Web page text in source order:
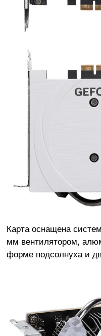
Карта оснащена
мм вентилятором,
форме подсолнуха и